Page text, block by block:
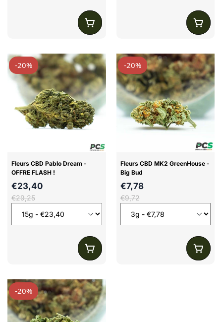
-20%
Fleurs CBD Pablo Dream -
OFFRE FLASH !
€23,40
€29,25
-20%
Fleurs CBD MK2 GreenHouse -
Big Bud
€7,78
€9,72
-20%